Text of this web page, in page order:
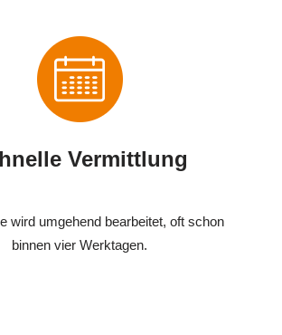
Vermittlung
wird umgehend bearbeitet, oft schon
binnen vier Werktagen.